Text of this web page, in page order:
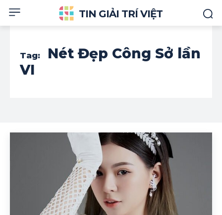
TIN GIẢI TRÍ VIỆT
Tag:
Nét Đẹp Công Sở lần
VI